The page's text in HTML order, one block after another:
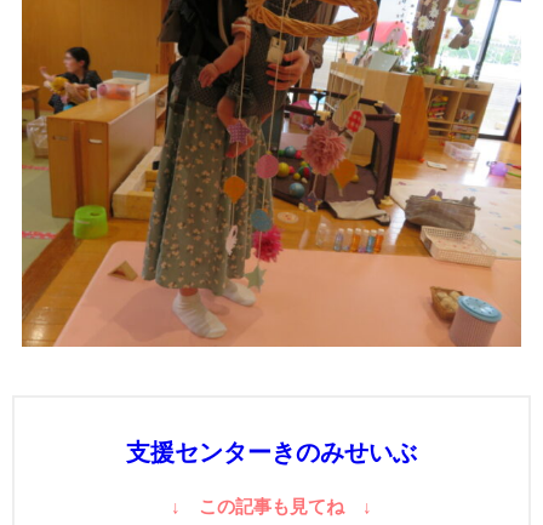
支援センターきのみせいぶ
↓ この記事も見てね ↓